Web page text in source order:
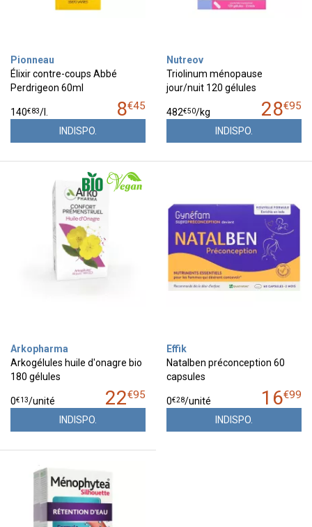
Pionneau
Élixir contre-coups Abbé
Perdrigeon 60ml
8€45
140€83/l.
INDISPO.
Nutreov
Triolinum ménopause
jour/nuit 120 gélules
28€95
482€50/kg
INDISPO.
Arkopharma
Arkogélules huile d'onagre bio
180 gélules
22€95
0€13/unité
INDISPO.
Effik
Natalben préconception 60
capsules
16€99
0€28/unité
INDISPO.